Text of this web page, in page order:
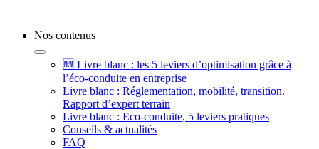
Nos contenus
🆕 Livre blanc : les 5 leviers d’optimisation grâce à
l’éco-conduite en entreprise
Livre blanc : Réglementation, mobilité, transition.
Rapport d’expert terrain
Livre blanc : Eco-conduite, 5 leviers pratiques
Conseils & actualités
FAQ